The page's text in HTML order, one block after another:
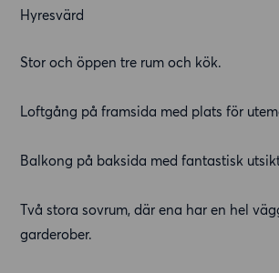
Hyresvärd
Stor och öppen tre rum och kök.
Loftgång på framsida med plats för
Balkong på baksida med fantastisk
Två stora sovrum, där ena har en hel
garderober.